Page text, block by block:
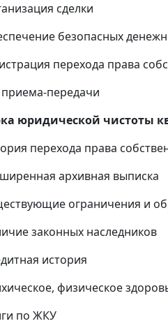
сделки
безопасных
перехода права
приема-передачи
юридической чистоты
перехода права
архивная выписка
ограничения и
законных наследников
история
физическое
по ЖКУ